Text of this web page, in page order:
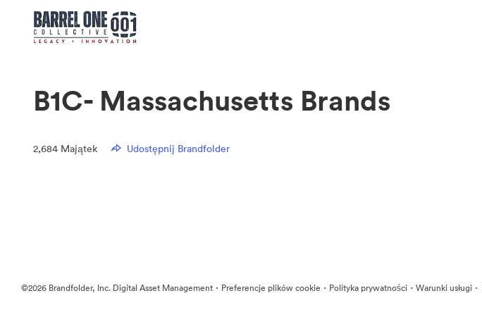
B1C- Massachusetts Brands
2,684 Majątek Udostępnij Brandfolder
©2026 Brandfolder, Inc. Digital Asset Management · Preferencje plików cookie · Polityka prywatności · Warunki usługi ·